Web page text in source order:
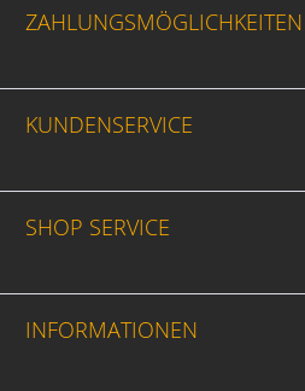
ZAHLUNGSMÖGLICHKEITEN
KUNDENSERVICE
SHOP SERVICE
INFORMATIONEN